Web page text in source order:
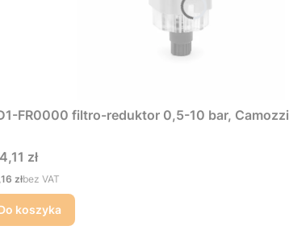
FR0000 filtro-reduktor 0,5-10 bar, Camozzi
zł
złbez VAT
koszyka